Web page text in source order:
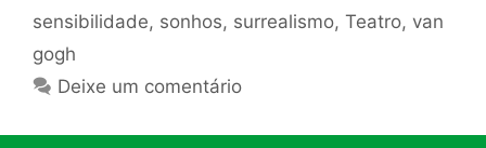
sensibilidade, sonhos, surrealismo, Teatro, van
gogh
Deixe um comentário